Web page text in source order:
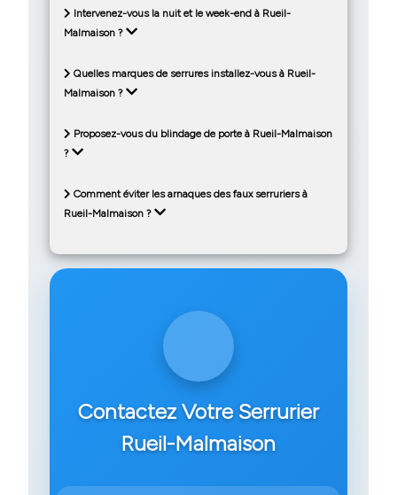
Intervenez-vous la nuit et le week-end à Rueil-
Malmaison ?
Quelles marques de serrures installez-vous à Rueil-
Malmaison ?
Proposez-vous du blindage de porte à Rueil-Malmaison
?
Comment éviter les arnaques des faux serruriers à
Rueil-Malmaison ?
Contactez Votre Serrurier
Rueil-Malmaison